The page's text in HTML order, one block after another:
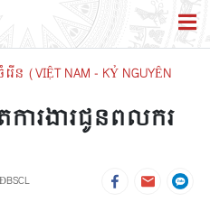
NAM - KỶ NGUYÊN
តការងារជូនពលករ